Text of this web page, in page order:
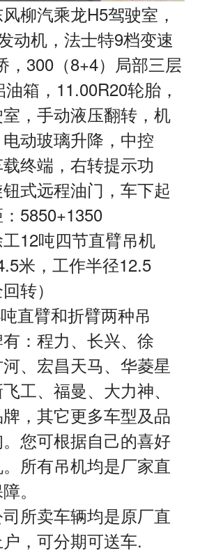
柳汽乘龙H5驾驶室，
动机，法士特9档变速
，300（8+4）局部三层
箱，11.00R20轮胎，
，手动液压翻转，机
动玻璃升降，中控
终端，右转提示功
式远程油门，车下起
5850+1350
工12吨四节直臂吊机
米，工作半径12.5
转）
直臂和折臂两种吊
：程力、长兴、徐
、宏昌天马、华菱星
工、福曼、大力神、
，其它更多车型及品
您可根据自己的喜好
所有吊机均是厂家直
。
所卖车辆均是原厂直
，可分期可送车.